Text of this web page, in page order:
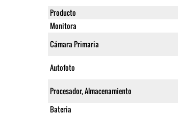
Producto
Monitora
Cámara Primaria
Autofoto
Procesador, Almacenamiento
Bateria